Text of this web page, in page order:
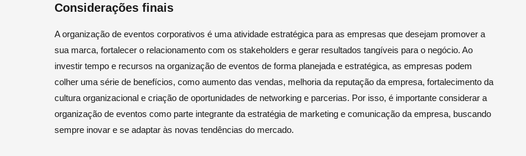
Considerações finais
A organização de eventos corporativos é uma atividade estratégica para as empresas que desejam promover a
sua marca, fortalecer o relacionamento com os stakeholders e gerar resultados tangíveis para o negócio. Ao
investir tempo e recursos na organização de eventos de forma planejada e estratégica, as empresas podem
colher uma série de benefícios, como aumento das vendas, melhoria da reputação da empresa, fortalecimento da
cultura organizacional e criação de oportunidades de networking e parcerias. Por isso, é importante considerar a
organização de eventos como parte integrante da estratégia de marketing e comunicação da empresa, buscando
sempre inovar e se adaptar às novas tendências do mercado.